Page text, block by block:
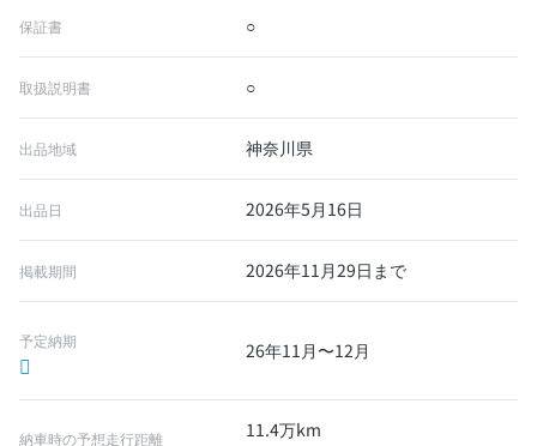
保証書 ○
取扱説明書 ○
出品地域 神奈川県
出品日 2026年5月16日
掲載期間 2026年11月29日まで
予定納期 26年11月〜12月
納車時の予想走行距離 11.4万km